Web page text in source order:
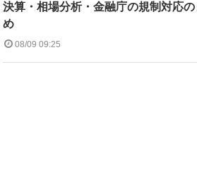
決算・相場分析・金融庁の規制対応の
め
08/09 09:25